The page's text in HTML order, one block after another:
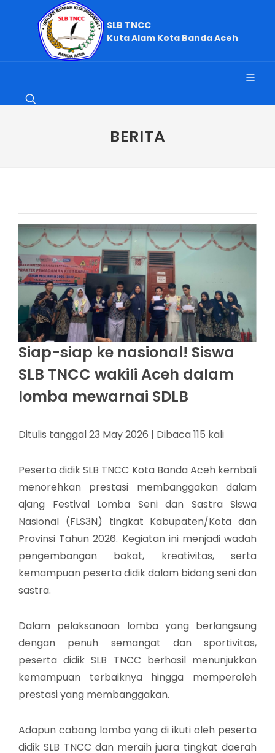
SLB TNCC
Kuta Alam Kota Banda Aceh
BERITA
Siap-siap ke nasional! Siswa
SLB TNCC wakili Aceh dalam
lomba mewarnai SDLB
Ditulis tanggal 23 May 2026 | Dibaca 115 kali
Peserta didik SLB TNCC Kota Banda Aceh kembali
menorehkan prestasi membanggakan dalam
ajang Festival Lomba Seni dan Sastra Siswa
Nasional (FLS3N) tingkat Kabupaten/Kota dan
Provinsi Tahun 2026. Kegiatan ini menjadi wadah
pengembangan bakat, kreativitas, serta
kemampuan peserta didik dalam bidang seni dan
sastra.
Dalam pelaksanaan lomba yang berlangsung
dengan penuh semangat dan sportivitas,
peserta didik SLB TNCC berhasil menunjukkan
kemampuan terbaiknya hingga memperoleh
prestasi yang membanggakan.
Adapun cabang lomba yang di ikuti oleh peserta
didik SLB TNCC dan meraih juara tingkat daerah